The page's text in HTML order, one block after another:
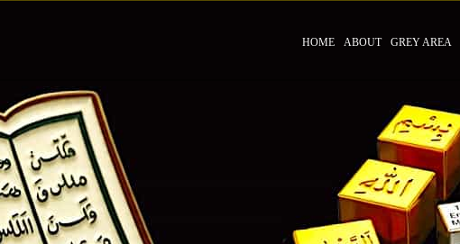
HOME ABOUT GREY AREA